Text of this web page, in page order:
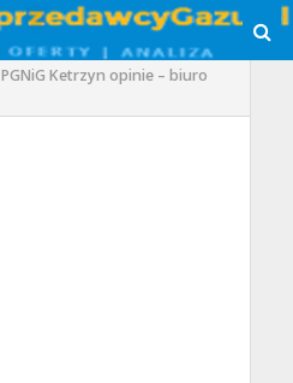
PGNiG Ketrzyn opinie – biuro